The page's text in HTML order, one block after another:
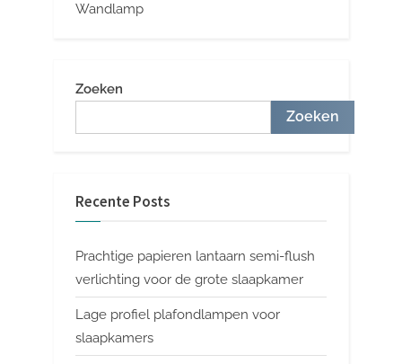
Wandlamp
Zoeken
Zoeken
Recente Posts
Prachtige papieren lantaarn semi-flush
verlichting voor de grote slaapkamer
Lage profiel plafondlampen voor
slaapkamers